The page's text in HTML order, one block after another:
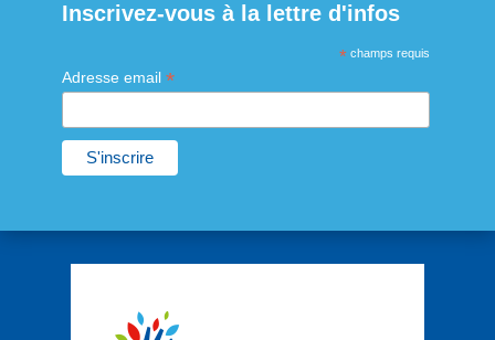
Inscrivez-vous à la lettre d'infos
* champs requis
Adresse email *